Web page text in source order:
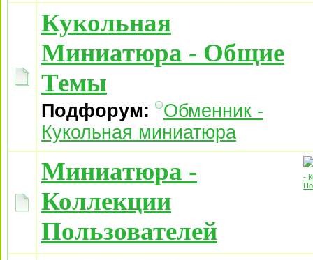
Кукольная
Миниатюра - Общие
Темы
Подфорум:
Обменник -
Кукольная миниатюра
Миниатюра -
Коллекции
Пользователей